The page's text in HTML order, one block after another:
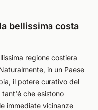
bellissima costa
regione costiera
in un Paese
il potere curativo del
che esistono
immediate vicinanze